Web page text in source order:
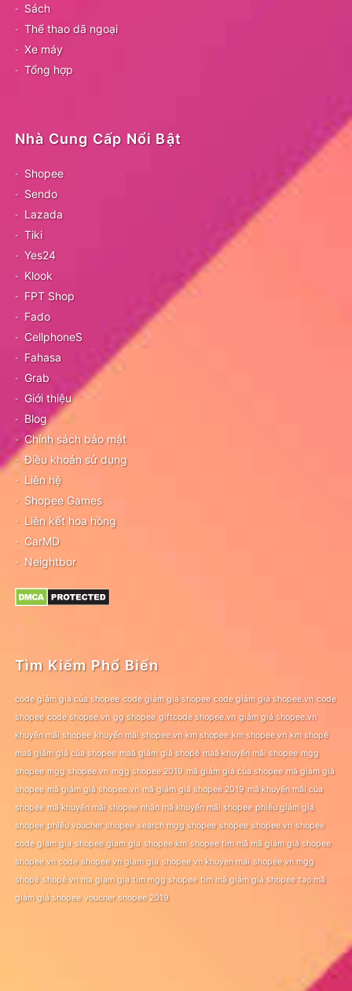
Sách
Thể thao dã ngoại
Xe máy
Tổng hợp
Nhà Cung Cấp Nổi Bật
Shopee
Sendo
Lazada
Tiki
Yes24
Klook
FPT Shop
Fado
CellphoneS
Fahasa
Grab
Giới thiệu
Blog
Chính sách bảo mật
Điều khoản sử dụng
Liên hệ
Shopee Games
Liên kết hoa hồng
CarMD
Neightbor
Tìm Kiếm Phổ Biến
code giảm giá của shopee code giảm giá shopee code giảm giá shopee.vn code
shopee code shopee.vn gg shopee giftcode shopee.vn giảm giá shopee.vn
khuyến mãi shopee khuyến mãi shopee.vn km shopee km shopee vn km shopê
maã giảm giá của shopee maã giảm giá shopê maã khuyến mãi shopee mgg
shopee mgg shopee.vn mgg shopee 2019 mã giảm giá của shopee mã giảm giá
shopee mã giảm giá shopee.vn mã giảm giá shopee 2019 mã khuyến mãi của
shopee mã khuyến mãi shopee nhận mã khuyến mãi shopee phiếu giảm giá
shopee phiếu voucher shopee search mgg shopee shopee shopee.vn shopee
code giam gia shopee giam gia shopee km shopee tìm mã mã giảm giá shopee
shopee vn code shopee vn giam gia shopee vn khuyen mai shopee vn mgg
shopê shopê vn ma giam gia tìm mgg shopee tìm mã giảm giá shopee tạo mã
giảm giá shopee voucher shopee 2019